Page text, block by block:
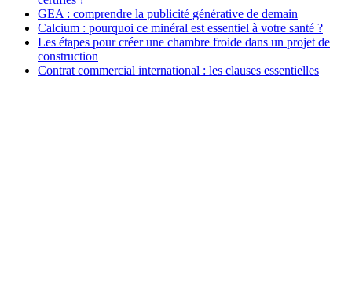
GEA : comprendre la publicité générative de demain
Calcium : pourquoi ce minéral est essentiel à votre santé ?
Les étapes pour créer une chambre froide dans un projet de
construction
Contrat commercial international : les clauses essentielles